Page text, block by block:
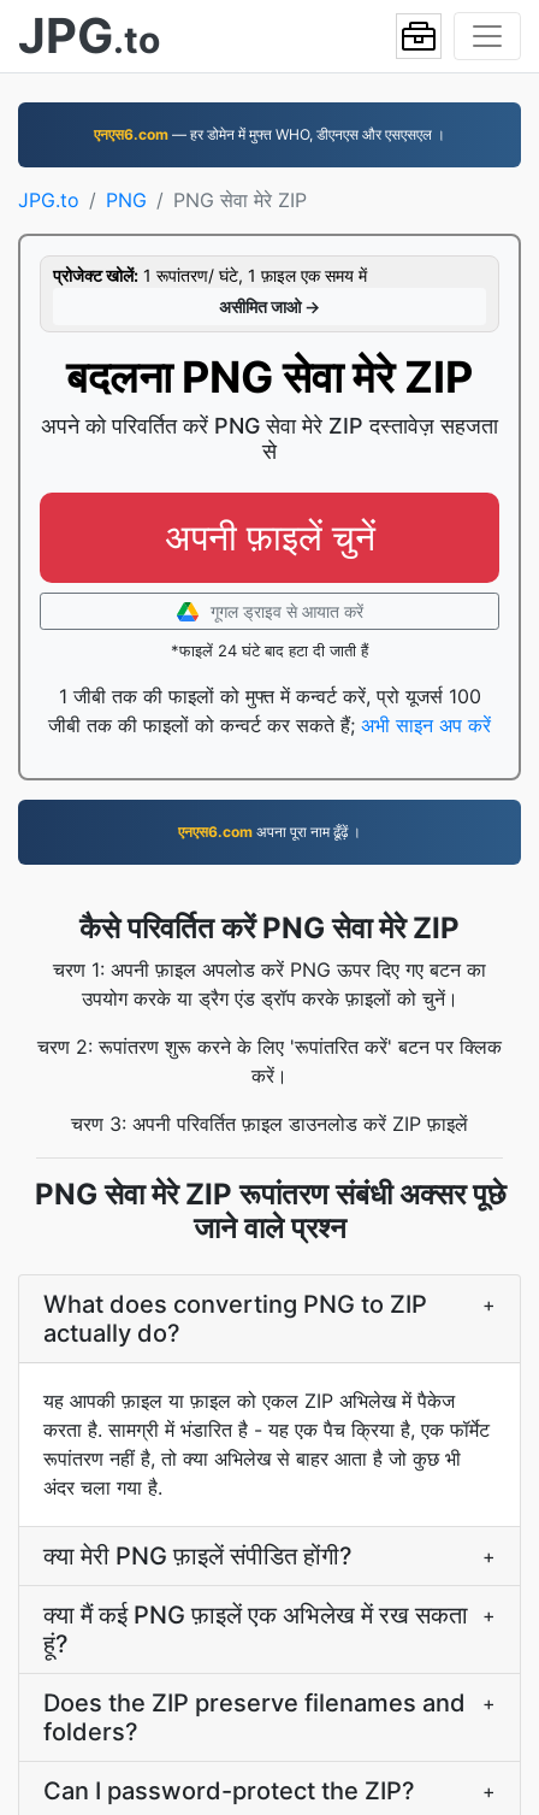
JPG.to
एनएस6.com — हर डोमेन में मुफ्त WHO, डीएनएस और एसएसएल ।
JPG.to PNG PNG सेवा मेरे ZIP
प्रोजेक्ट खोलें: 1 रूपांतरण/ घंटे, 1 फ़ाइल एक समय में
असीमित जाओ →
बदलना PNG सेवा मेरे ZIP
अपने को परिवर्तित करें PNG सेवा मेरे ZIP दस्तावेज़ सहजता
से
अपनी फ़ाइलें चुनें
गूगल ड्राइव से आयात करें
*फाइलें 24 घंटे बाद हटा दी जाती हैं
1 जीबी तक की फाइलों को मुफ्त में कन्वर्ट करें, प्रो यूजर्स 100
जीबी तक की फाइलों को कन्वर्ट कर सकते हैं; अभी साइन अप करें
एनएस6.com अपना पूरा नाम ढूँढ़ें ।
कैसे परिवर्तित करें PNG सेवा मेरे ZIP
चरण 1: अपनी फ़ाइल अपलोड करें PNG ऊपर दिए गए बटन का
उपयोग करके या ड्रैग एंड ड्रॉप करके फ़ाइलों को चुनें।
चरण 2: रूपांतरण शुरू करने के लिए 'रूपांतरित करें' बटन पर क्लिक
करें।
चरण 3: अपनी परिवर्तित फ़ाइल डाउनलोड करें ZIP फ़ाइलें
PNG सेवा मेरे ZIP रूपांतरण संबंधी अक्सर पूछे
जाने वाले प्रश्न
What does converting PNG to ZIP
actually do?
+
यह आपकी फ़ाइल या फ़ाइल को एकल ZIP अभिलेख में पैकेज
करता है. सामग्री में भंडारित है - यह एक पैच क्रिया है, एक फॉर्मेट
रूपांतरण नहीं है, तो क्या अभिलेख से बाहर आता है जो कुछ भी
अंदर चला गया है.
क्या मेरी PNG फ़ाइलें संपीडित होंगी? +
क्या मैं कई PNG फ़ाइलें एक अभिलेख में रख सकता
हूं?
+
Does the ZIP preserve filenames and
folders?
+
Can I password-protect the ZIP? +